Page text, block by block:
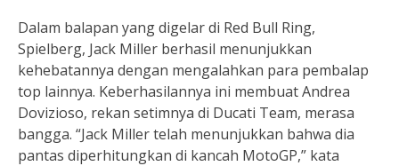
Dalam balapan yang digelar di Red Bull Ring,
Spielberg, Jack Miller berhasil menunjukkan
kehebatannya dengan mengalahkan para pembalap
top lainnya. Keberhasilannya ini membuat Andrea
Dovizioso, rekan setimnya di Ducati Team, merasa
bangga. “Jack Miller telah menunjukkan bahwa dia
pantas diperhitungkan di kancah MotoGP,” kata